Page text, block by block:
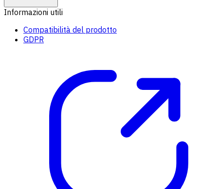
Informazioni utili
Compatibilità del prodotto
GDPR